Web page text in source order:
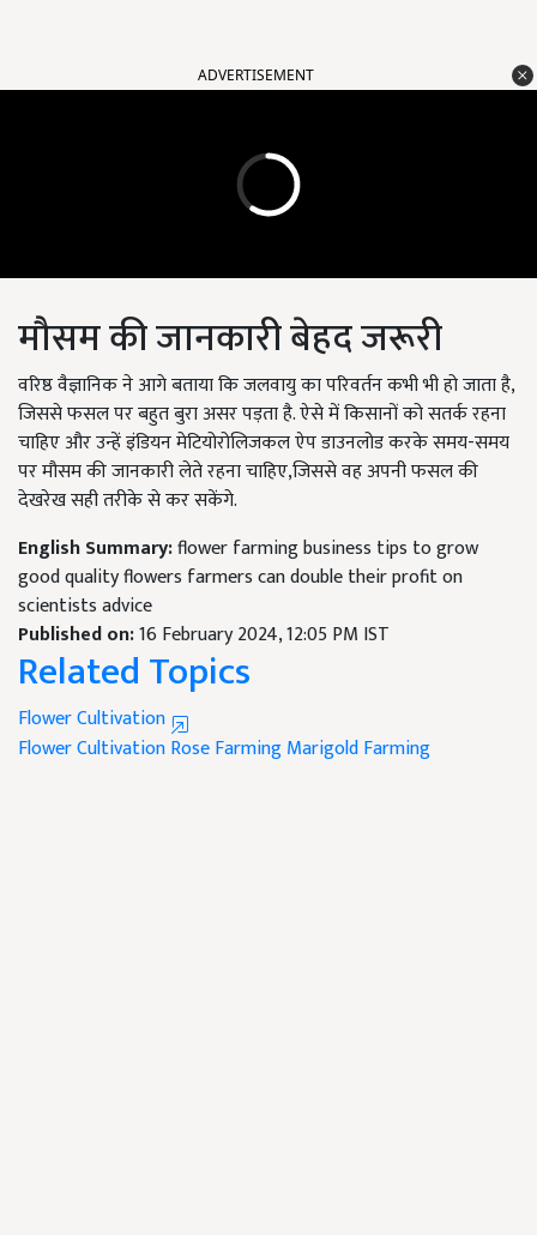
ADVERTISEMENT
मौसम की जानकारी बेहद जरूरी
वरिष्ठ वैज्ञानिक ने आगे बताया कि जलवायु का परिवर्तन कभी भी हो जाता है,
जिससे फसल पर बहुत बुरा असर पड़ता है. ऐसे में किसानों को सतर्क रहना
चाहिए और उन्हें इंडियन मेटियोरोलिजकल ऐप डाउनलोड करके समय-समय
पर मौसम की जानकारी लेते रहना चाहिए,जिससे वह अपनी फसल की
देखरेख सही तरीके से कर सकेंगे.
English Summary:flower farming business tips to grow
good quality flowers farmers can double their profit on
scientists advice
Published on:16 February 2024, 12:05 PM IST
Related Topics
Flower Cultivation
Flower CultivationRose FarmingMarigold Farming